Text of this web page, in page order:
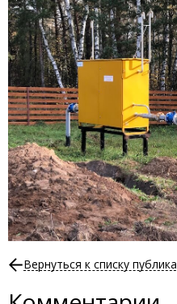
Вернуться к списку